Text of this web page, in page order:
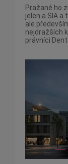
Pražané ho
jelen a SIA a
ale
nejdražších
právníci